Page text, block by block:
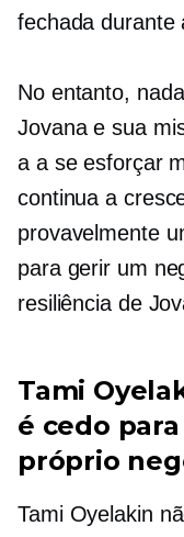
fechada durante
No entanto,
Jovana e sua
a a se esforçar
continua a
provavelmente
para gerir um
resiliência de
Tami
é cedo
próprio
Tami Oyelakin